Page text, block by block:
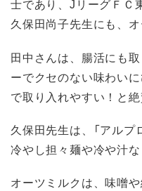
士であり、JリーグＦＣ
久保田尚子先生にも、
田中さんは、腸活にも
ーでクセのない味わい
で取り入れやすい！と絶
久保田先生は、「アル
冷やし担々麺や冷や汁
オーツミルクは、味噌